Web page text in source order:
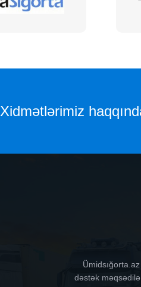
Xidmətlərimiz
dəstək